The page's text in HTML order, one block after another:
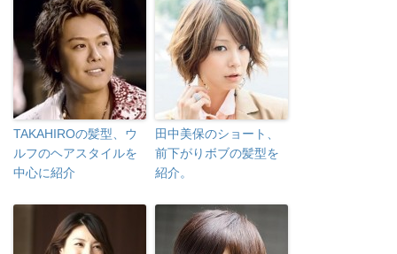
TAKAHIROの髪型、ウ
ルフのヘアスタイルを
中心に紹介
田中美保のショート、
前下がりボブの髪型を
紹介。